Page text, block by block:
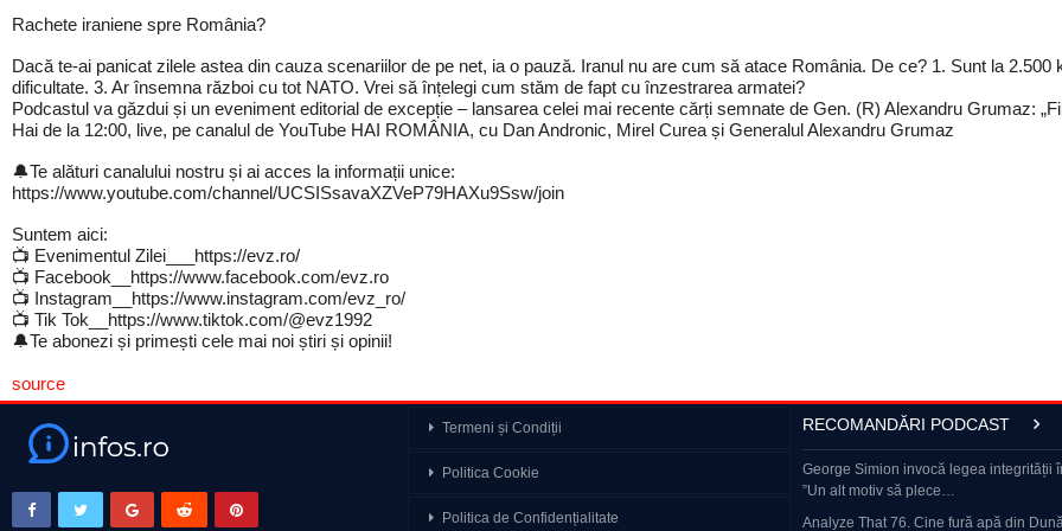
Rachete iraniene spre România?
Dacă te-ai panicat zilele astea din cauza scenariilor de pe net, ia o pauză. Iranul nu are cum să atace România. De ce? 1. Sunt la
dificultate. 3. Ar însemna război cu tot NATO. Vrei să înțelegi cum stăm de fapt cu înzestrarea armatei?
Podcastul va găzdui și un eveniment editorial de excepție – lansarea celei mai recente cărți semnate de Gen. (R) Alexandru Grumaz:
Hai de la 12:00, live, pe canalul de YouTube HAI ROMÂNIA, cu Dan Andronic, Mirel Curea și Generalul Alexandru Grumaz
🔔Te alături canalului nostru și ai acces la informații unice:
https://www.youtube.com/channel/UCSISsavaXZVeP79HAXu9Ssw/join
Suntem aici:
📺 Evenimentul Zilei___https://evz.ro/
📺 Facebook__https://www.facebook.com/evz.ro
📺 Instagram__https://www.instagram.com/evz_ro/
📺 Tik Tok__https://www.tiktok.com/@evz1992
🔔Te abonezi și primești cele mai noi știri și opinii!
source
Termeni și Condiții
Politica Cookie
Politica de Confidențialitate
RECOMANDĂRI PODCAST
Leaders Special Otilia Nuțu. De ce nu avem curent electric.
Războiul din Ucraina – cum supraviețuiește rusul obișnuit?
George Simion invocă legea integrității
”Un alt motiv să plece…
Analyze That 76. Cine fură apă din
Cum își menține Elena Gheorghe silueta
își face toate poftele, dar…
High Court orders trial in Calin Georgescu